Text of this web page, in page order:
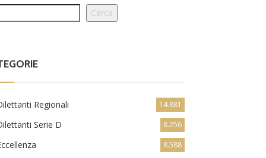
Cerca
Regionali 14.881
Serie D 8.256
8.588